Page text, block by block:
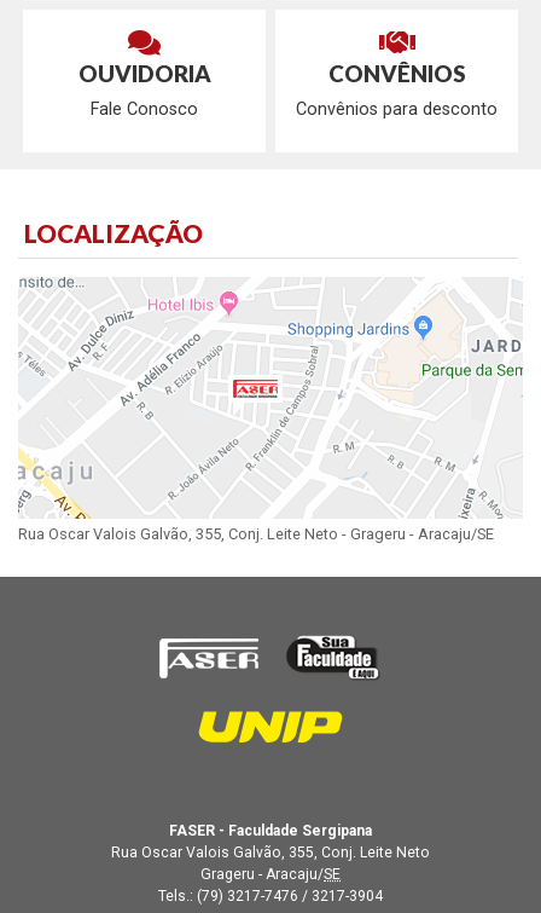
OUVIDORIA
Fale Conosco
CONVÊNIOS
Convênios para desconto
LOCALIZAÇÃO
Rua Oscar Valois Galvão, 355, Conj. Leite Neto - Grageru - Aracaju/SE
FASER - Faculdade Sergipana
Rua Oscar Valois Galvão, 355, Conj. Leite Neto
Grageru - Aracaju/SE
Tels.: (79) 3217-7476 / 3217-3904